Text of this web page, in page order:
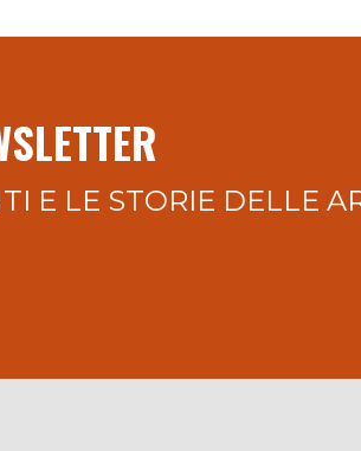
E LE STORIE DELLE